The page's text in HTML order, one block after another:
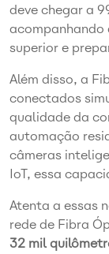
deve chegar a
acompanhando
superior e
Além disso, a
conectados
qualidade da
automação
câmeras
IoT, essa
Atenta a essas
rede de Fibra
32 mil